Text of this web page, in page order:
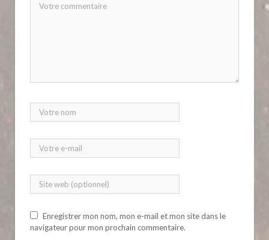
Enregistrer mon nom, mon e-mail et mon site dans le
navigateur pour mon prochain commentaire.